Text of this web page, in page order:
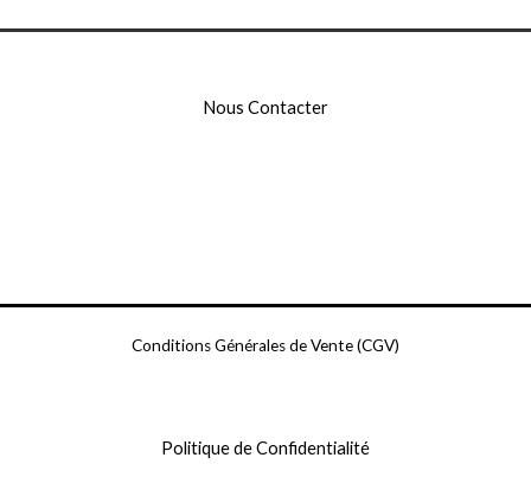
Nous Contacter
Conditions Générales de Vente (CGV)
Politique de Confidentialité